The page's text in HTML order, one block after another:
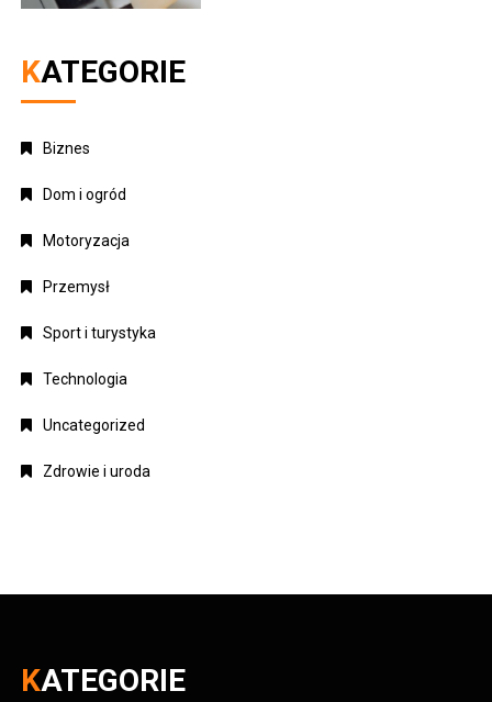
KATEGORIE
Biznes
Dom i ogród
Motoryzacja
Przemysł
Sport i turystyka
Technologia
Uncategorized
Zdrowie i uroda
KATEGORIE